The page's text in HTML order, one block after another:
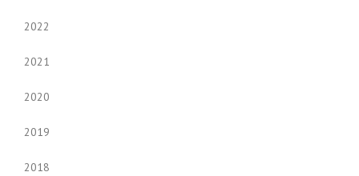
2022
2021
2020
2019
2018